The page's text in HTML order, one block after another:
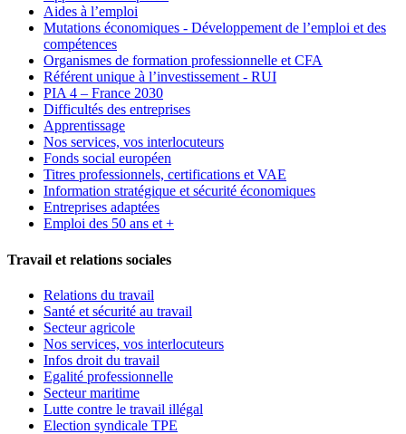
Aides à l’emploi
Mutations économiques - Développement de l’emploi et des
compétences
Organismes de formation professionnelle et CFA
Référent unique à l’investissement - RUI
PIA 4 – France 2030
Difficultés des entreprises
Apprentissage
Nos services, vos interlocuteurs
Fonds social européen
Titres professionnels, certifications et VAE
Information stratégique et sécurité économiques
Entreprises adaptées
Emploi des 50 ans et +
Travail et relations sociales
Relations du travail
Santé et sécurité au travail
Secteur agricole
Nos services, vos interlocuteurs
Infos droit du travail
Egalité professionnelle
Secteur maritime
Lutte contre le travail illégal
Election syndicale TPE